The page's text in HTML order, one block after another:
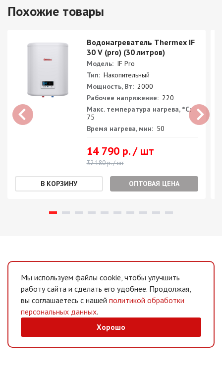
Похожие товары
Водонагреватель Thermex IF
30 V (pro) (30 литров)
Модель: IF Pro
Тип: Накопительный
Мощность, Вт: 2000
Рабочее напряжение: 220
Макс. температура нагрева, °С:
75
Время нагрева, мин: 50
14 790 р. / шт
32 180 р. / шт
ОПТОВАЯ ЦЕНА
Мы используем файлы cookie, чтобы улучшить
работу сайта и сделать его удобнее. Продолжая,
вы соглашаетесь с нашей политикой обработки
персональных данных.
Хорошо